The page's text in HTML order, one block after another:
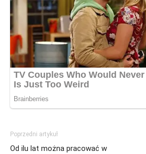
Poprzedni artykuł
Od ilu lat można pracować w